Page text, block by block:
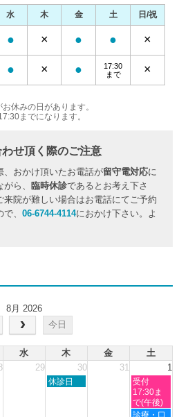
休みの日があります。
までになります。
水 木 金 土
日/祝
● × ● ● ×
● × ●
17:30
まで
×
せ頂く際のご注意
、おかけ頂いたお電話が留守電対応に
ら、
臨時休診であるとお考え下さ
院が難しい場合はお電話にてご予約
で、06-6744-4114におかけ下さい。よ
8月 2026
今日
水 木 金
土
29 30 31 1
木
休診日
土
曜
日,
8
受付
17:30ま
で(午後)
土
診療・口